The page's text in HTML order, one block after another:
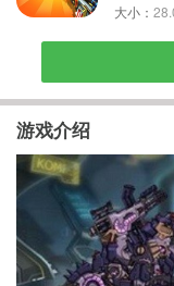
大小：
游戏介绍